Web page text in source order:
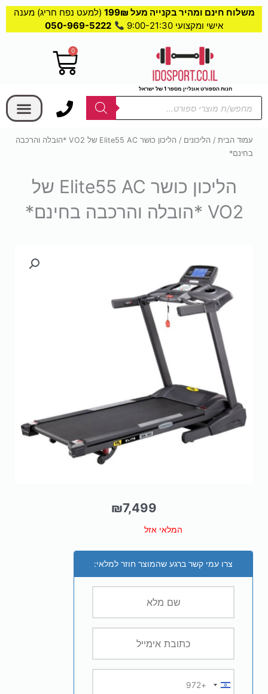
משלוח חינם ומהיר בקנייה מעל 199₪
(למעט נפח חריג) מענה
אישי ומקצועי 9:00-21:30
050-969-5222
חנות הספורט אונליין מספר 1 של ישראל
0
עגלת
קניות
Products
search
עמוד הבית / הליכונים
/ הליכון כושר Elite55 AC של VO2 *הובלה והרכבה
בחינם*
הליכון כושר Elite55 AC של
VO2 *הובלה והרכבה בחינם*
₪7,499
המלאי אזל
צרו עמי קשר ברגע שהמוצר חוזר למלאי:
Israel
+972